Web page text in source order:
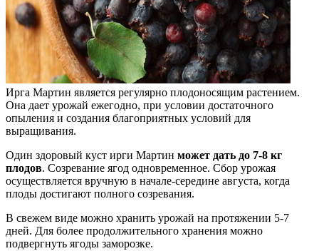
Ирга Мартин является регулярно плодоносящим растением.
Она дает урожай ежегодно, при условии достаточного
опыления и создания благоприятных условий для
выращивания.
Один здоровый куст ирги Мартин может дать до 7-8 кг
плодов. Созревание ягод одновременное. Сбор урожая
осуществляется вручную в начале-середине августа, когда
плоды достигают полного созревания.
В свежем виде можно хранить урожай на протяжении 5-7
дней. Для более продолжительного хранения можно
подвергнуть ягоды заморозке.